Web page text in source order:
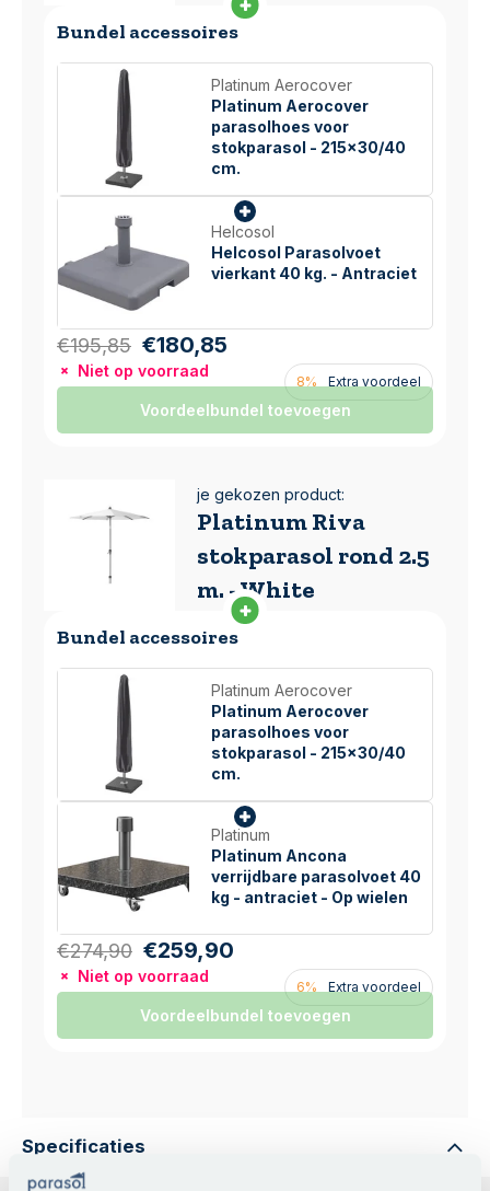
Bundel accessoires
Platinum Aerocover
Platinum Aerocover
parasolhoes voor
stokparasol - 215x30/40
cm.
Helcosol
Helcosol Parasolvoet
vierkant 40 kg. - Antraciet
€195,85 €180,85
Niet op voorraad
8% Extra voordeel
Voordeelbundel toevoegen
je gekozen product:
Platinum Riva
stokparasol rond 2.5
m. - White
Bundel accessoires
Platinum Aerocover
Platinum Aerocover
parasolhoes voor
stokparasol - 215x30/40
cm.
Platinum
Platinum Ancona
verrijdbare parasolvoet 40
kg - antraciet - Op wielen
€274,90 €259,90
Niet op voorraad
6% Extra voordeel
Voordeelbundel toevoegen
Specificaties